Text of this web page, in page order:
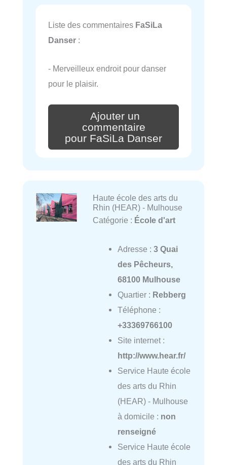
Liste des commentaires FaSiLa
Danser :
- Merveilleux endroit pour danser
pour le plaisir.
Ajouter un
commentaire
pour FaSiLa Danser
Haute école des arts du
Rhin (HEAR) - Mulhouse
Catégorie : École d'art
Adresse : 3 Quai
des Pêcheurs,
68100 Mulhouse
Quartier : Rebberg
Téléphone :
+33369766100
Site internet :
http://www.hear.fr/
Service Haute école
des arts du Rhin
(HEAR) - Mulhouse
à domicile : non
renseigné
Service Haute école
des arts du Rhin